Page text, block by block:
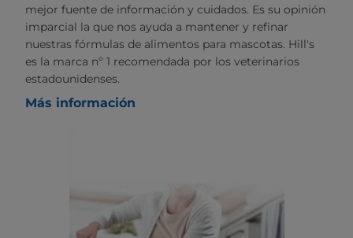
mejor fuente de información y cuidados. Es su opinión
imparcial la que nos ayuda a mantener y refinar
nuestras fórmulas de alimentos para mascotas. Hill's
es la marca nº 1 recomendada por los veterinarios
estadounidenses.
Más información